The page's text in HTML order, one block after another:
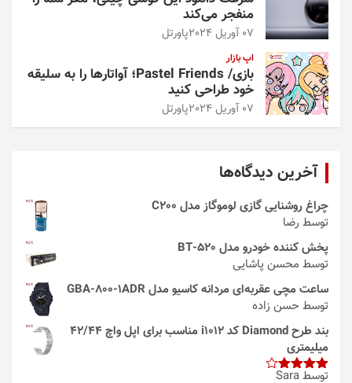
منفجر می‌کند
07 آوریل 2024 پاورتل
اپ بازار
بازی/ Pastel Friends؛ آواتارها را به سلیقه
خود طراحی کنید
07 آوریل 2024 پاورتل
آخرین دیدگاه‌ها
چراغ روشنایی گازی لوموگاز مدل C200
توسط رضا
پخش کننده خودرو مدل 520-BT
توسط محسن پاشایی
ساعت مچی عقربه‌ای مردانه کاسیو مدل GBA-800-1ADR
توسط حسن زاده
بند طرح Diamond کد i1012 مناسب برای اپل واچ 42/44
میلیمتری
امتیاز4 توسط Sara